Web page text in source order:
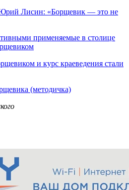
Лисин: «Борщевик — это не
применяемые в столице
и курс краеведения стали
(методичка)